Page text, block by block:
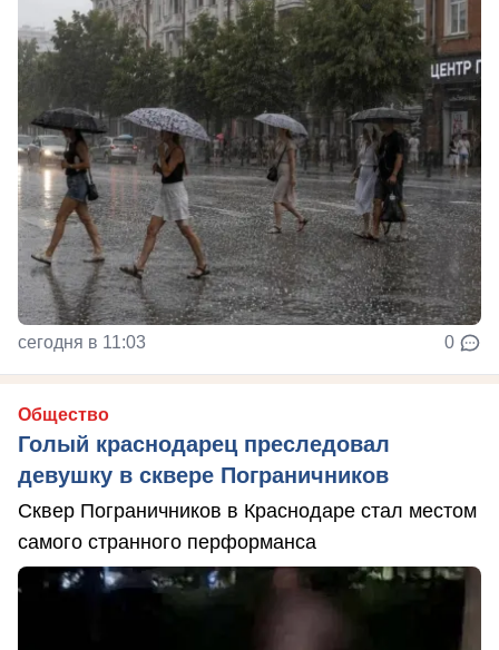
сегодня в 11:03 0
Общество
Голый краснодарец преследовал
девушку в сквере Пограничников
Сквер Пограничников в Краснодаре стал местом
самого странного перформанса